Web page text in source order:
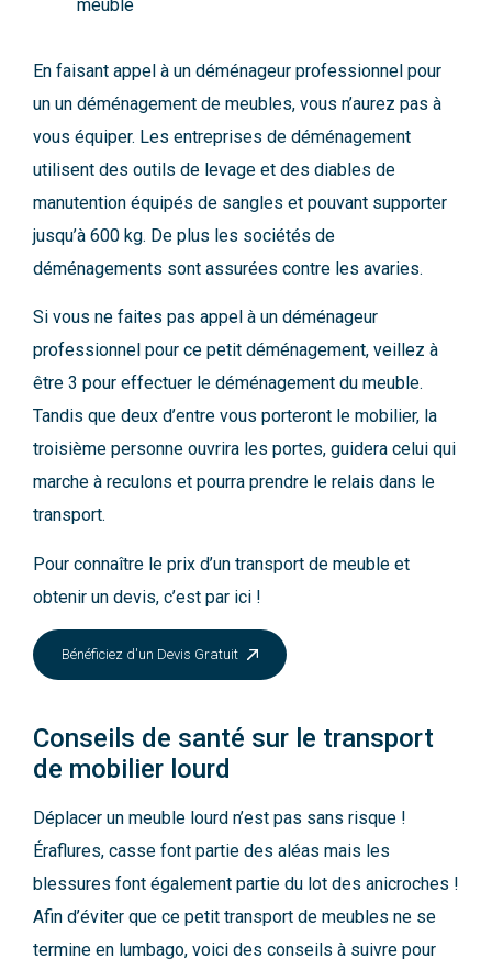
meuble
En faisant appel à un déménageur professionnel pour
un un déménagement de meubles, vous n’aurez pas à
vous équiper. Les entreprises de déménagement
utilisent des outils de levage et des diables de
manutention équipés de sangles et pouvant supporter
jusqu’à 600 kg. De plus les sociétés de
déménagements sont assurées contre les avaries.
Si vous ne faites pas appel à un déménageur
professionnel pour ce petit déménagement, veillez à
être 3 pour effectuer le déménagement du meuble.
Tandis que deux d’entre vous porteront le mobilier, la
troisième personne ouvrira les portes, guidera celui qui
marche à reculons et pourra prendre le relais dans le
transport.
Pour connaître le prix d’un transport de meuble et
obtenir un devis, c’est par ici !
Bénéficiez d'un Devis Gratuit
Conseils de santé sur le transport
de mobilier lourd
Déplacer un meuble lourd n’est pas sans risque !
Éraflures, casse font partie des aléas mais les
blessures font également partie du lot des anicroches !
Afin d’éviter que ce petit transport de meubles ne se
termine en lumbago, voici des conseils à suivre pour